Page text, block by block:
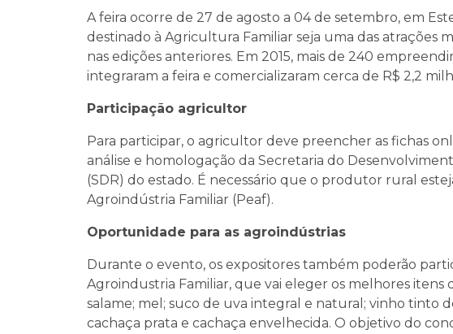
A feira ocorre de 27 de agosto a 04 de setembro, em
destinado à Agricultura Familiar seja uma das atrações
nas edições anteriores. Em 2015, mais de 240
integraram a feira e comercializaram cerca de R$ 2,2
Participação agricultor
Para participar, o agricultor deve preencher as fichas
análise e homologação da Secretaria do
(SDR) do estado. É necessário que o produtor rural
Agroindústria Familiar (Peaf).
Oportunidade para as agroindústrias
Durante o evento, os expositores também poderão
Agroindustria Familiar, que vai eleger os melhores itens
salame; mel; suco de uva integral e natural; vinho tinto
cachaça prata e cachaça envelhecida. O objetivo do